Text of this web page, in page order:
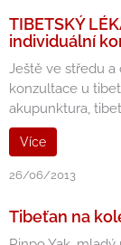
TIBETSKÝ
individuální
Ještě ve středu
konzultace u
akupunktura,
Více
26/06/2013
Tibeťan na